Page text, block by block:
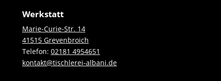
Werkstatt
Marie-Curie-Str. 14
41515 Grevenbroich
Telefon: 02181 4954651
kontakt@tischlerei-albani.de